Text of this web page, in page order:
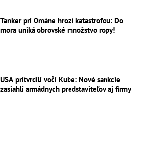
Tanker pri Ománe hrozí katastrofou: Do
mora uniká obrovské množstvo ropy!
USA pritvrdili voči Kube: Nové sankcie
zasiahli armádnych predstaviteľov aj firmy